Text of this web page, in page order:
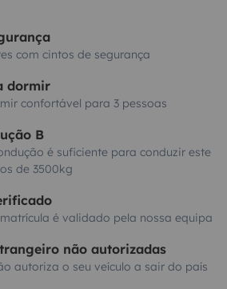
com cintos de segurança
dormir
confortável para 3 pessoas
B
é suficiente para conduzir este
de 3500kg
é validado pela nossa equipa
não autorizadas
autoriza o seu veículo a sair do país